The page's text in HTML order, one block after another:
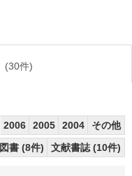
(30件)
2006 2005 2004
その他
図書 (8件) 文献書誌 (10件)